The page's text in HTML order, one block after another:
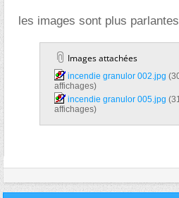
les images sont plus parlantes
Images attachées
incendie granulor 002.jpg‎
affichages)
incendie granulor 005.jpg‎
affichages)